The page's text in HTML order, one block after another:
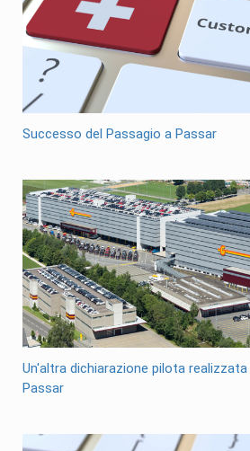
Successo del Passagio a Passar
Un'altra dichiarazione pilota
Passar